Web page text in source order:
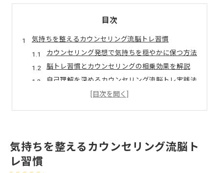
目次
気持ちを整えるカウンセリング流脳トレ習慣
カウンセリング発想で気持ちを穏やかに保つ方法
脳トレ習慣とカウンセリングの相乗効果を解説
自己理解を深めるカウンセリング流脳トレ実践法
日常で使えるカウンセリング的気持ち整理のコツ
日常生活に溶け込むカウンセリング式脳トレ
気持ちを整えるカウンセリング流脳ト
レ習慣